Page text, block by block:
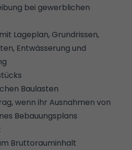
bei gewerblichen
Lageplan, Grundrissen,
Entwässerung und
Baulasten
wenn ihr Ausnahmen von
Bebauungsplans
Bruttorauminhalt